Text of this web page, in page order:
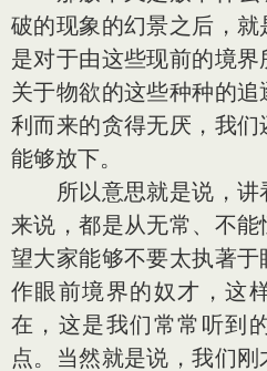
破的现象的幻景之后，
是对于由这些现前的境界
关于物欲的这些种种的
利而来的贪得无厌，我
能够放下。
所以意思就是说，讲
来说，都是从无常、不
望大家能够不要太执著
作眼前境界的奴才，这
在，这是我们常常听到
点。当然就是说，我们